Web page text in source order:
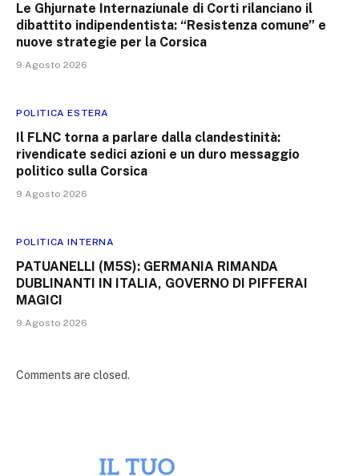
Le Ghjurnate Internaziunale di Corti rilanciano il
dibattito indipendentista: “Resistenza comune” e
nuove strategie per la Corsica
9 Agosto 2026
POLITICA ESTERA
Il FLNC torna a parlare dalla clandestinità:
rivendicate sedici azioni e un duro messaggio
politico sulla Corsica
9 Agosto 2026
POLITICA INTERNA
PATUANELLI (M5S): GERMANIA RIMANDA
DUBLINANTI IN ITALIA, GOVERNO DI PIFFERAI
MAGICI
9 Agosto 2026
Comments are closed.